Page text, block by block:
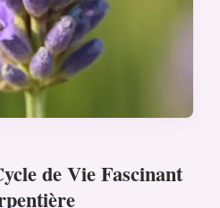
de Vie Fascinant